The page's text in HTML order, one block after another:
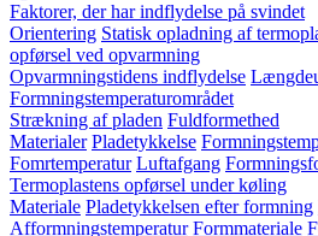
Faktorer, der har indflydelse på svindet
Orientering Statisk opladning af
opførsel ved opvarmning
Opvarmningstidens indflydelse
Formningstemperaturområdet
Strækning af pladen Fuldformethed
Materialer Pladetykkelse
Fomrtemperatur Luftafgang
Termoplastens opførsel under køling
Materiale Pladetykkelsen efter formning
Afformningstemperatur Formmateriale